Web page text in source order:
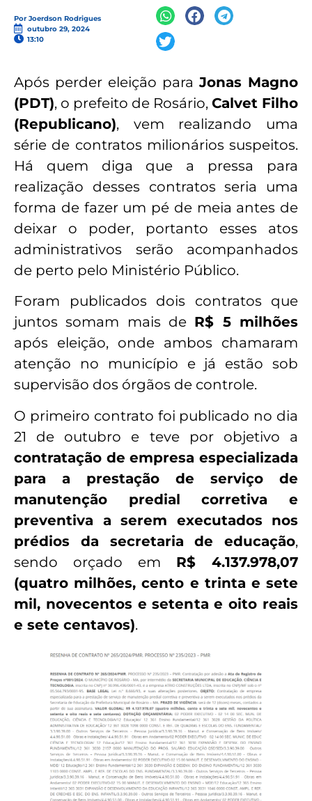
Por Joerdson Rodrigues
outubro 29, 2024
13:10
Após perder eleição paraJonas Magno
(PDT), o prefeito de Rosário, Calvet Filho
(Republicano), vem realizando uma
série de contratos milionários suspeitos.
Há quem diga que a pressa para
realização desses contratos seria uma
forma de fazer um pé de meia antes de
deixar o poder, portanto esses atos
administrativos serão acompanhados
de perto pelo Ministério Público.
Foram publicados dois contratos que
juntos somam mais de R$ 5 milhões
após eleição, onde ambos chamaram
atenção no município e já estão sob
supervisão dos órgãos de controle.
O primeiro contrato foi publicado no dia
21 de outubro e teve por objetivo a
contratação de empresa especializada
para a prestação de serviço de
manutenção predial corretiva e
preventiva a serem executados nos
prédios da secretaria de educação,
sendo orçado em R$ 4.137.978,07
(quatro milhões, cento e trinta e sete
mil, novecentos e setenta e oito reais
e sete centavos).